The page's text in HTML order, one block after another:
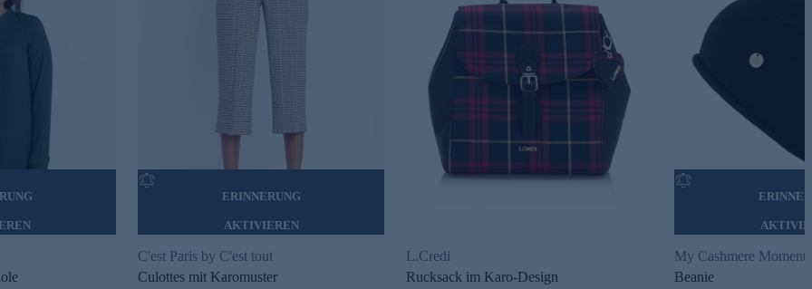
ERINNERUNG
AKTIVIEREN
C'est Paris by C'est tout
Culottes mit Karomuster
L.Credi
Rucksack im Karo-Design
My Cashmere Moments
Beanie